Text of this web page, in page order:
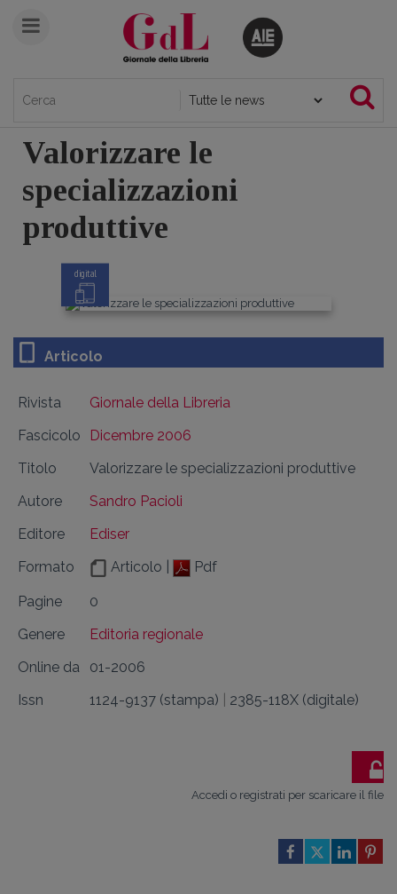
Valorizzare le
specializzazioni
produttive
digital
Articolo
Rivista
Giornale della Libreria
Fascicolo
Dicembre 2006
Titolo
Valorizzare le specializzazioni produttive
Autore
Sandro Pacioli
Editore
Ediser
Formato
Articolo | Pdf
Pagine
0
Genere
Editoria regionale
Online da
01-2006
Issn
1124-9137 (stampa) 2385-118X (digitale)
Accedi o registrati per scaricare il file